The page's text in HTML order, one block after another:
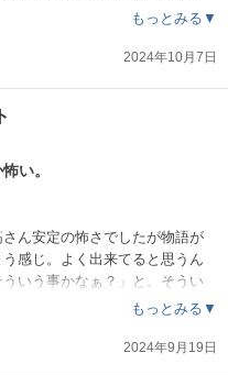
かる。「こんな人に出逢った
じられず読んでてイラっとし
らこそ『綺麗事でまとめない
たが。もう少し魅力のある女
品になったのになぁ〜。
もっとみる▼
2024年10月7日
い。
ん安定の怖さでしたが物語が
感じ。よく出来てると思うん
いう事かなぁ？」と。そうい
的な感じじゃないのかなぁ〜
らなくてモヤモヤしました。
もっとみる▼
2024年9月19日